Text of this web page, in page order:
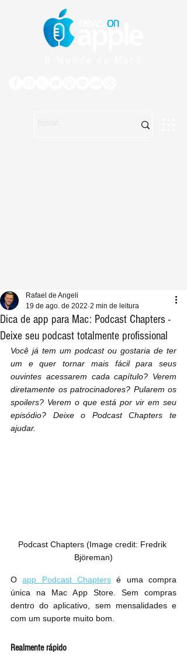
Dica de app para Mac: Podcast Chapters -
Deixe seu podcast totalmente profissional
Rafael de Angeli
19 de ago. de 2022 2 min de leitura
Você já tem um podcast ou gostaria de ter
um e quer tornar mais fácil para seus
ouvintes acessarem cada capítulo? Verem
diretamente os patrocinadores? Pularem os
spoilers? Verem o que está por vir em seu
episódio? Deixe o Podcast Chapters te
ajudar.
Podcast Chapters (Image credit: Fredrik
Björeman)
O app Podcast Chapters é uma compra
única na Mac App Store. Sem compras
dentro do aplicativo, sem mensalidades e
com um suporte muito bom.
Realmente rápido